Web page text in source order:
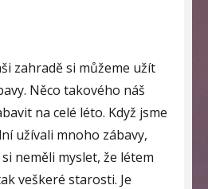
zahradě si můžeme užít
Něco takového náš
na celé léto. Když jsme
užívali mnoho zábavy,
neměli myslet, že létem
veškeré starosti. Je